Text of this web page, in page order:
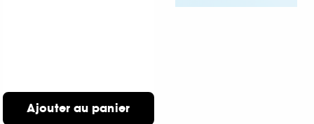
Ajouter au panier